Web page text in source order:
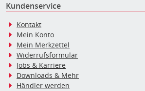
Kundenservice
Kontakt
Mein Konto
Mein Merkzettel
Widerrufsformular
Jobs & Karriere
Downloads & Mehr
Händler werden